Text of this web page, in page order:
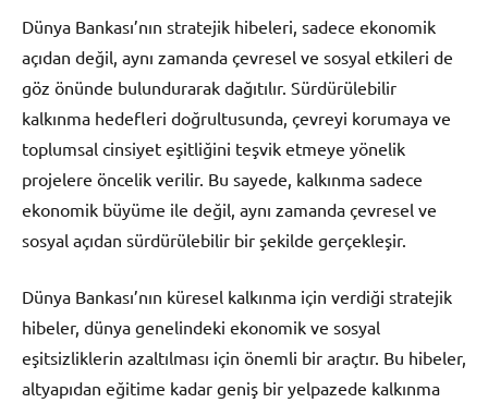
Dünya Bankası’nın stratejik hibeleri, sadece ekonomik
açıdan değil, aynı zamanda çevresel ve sosyal etkileri de
göz önünde bulundurarak dağıtılır. Sürdürülebilir
kalkınma hedefleri doğrultusunda, çevreyi korumaya ve
toplumsal cinsiyet eşitliğini teşvik etmeye yönelik
projelere öncelik verilir. Bu sayede, kalkınma sadece
ekonomik büyüme ile değil, aynı zamanda çevresel ve
sosyal açıdan sürdürülebilir bir şekilde gerçekleşir.
Dünya Bankası’nın küresel kalkınma için verdiği stratejik
hibeler, dünya genelindeki ekonomik ve sosyal
eşitsizliklerin azaltılması için önemli bir araçtır. Bu hibeler,
altyapıdan eğitime kadar geniş bir yelpazede kalkınma